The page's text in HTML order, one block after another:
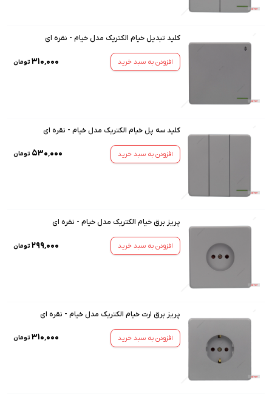
کلید تبدیل خیام الکتریک مدل خیام - نقره ای
افزودن به سبد خرید ۳۱۰٬۰۰۰ تومان
کلید سه پل خیام الکتریک مدل خیام - نقره ای
افزودن به سبد خرید ۵۳۰٬۰۰۰ تومان
پریز برق خیام الکتریک مدل خیام - نقره ای
افزودن به سبد خرید ۲۹۹٬۰۰۰ تومان
پریز برق ارت خیام الکتریک مدل خیام - نقره ای
افزودن به سبد خرید ۳۱۰٬۰۰۰ تومان